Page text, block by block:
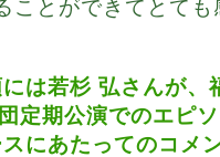
ことができてとて
は若杉 弘さんが、
定期公演でのエピ
にあたってのコメ